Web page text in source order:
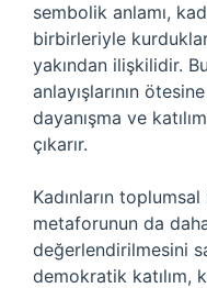
sembolik anlamı,
birbirleriyle
yakından ilişkilidir.
anlayışlarının
dayanışma ve
çıkarır.
Kadınların
metaforunun da
değerlendirilmesini
demokratik katılım,